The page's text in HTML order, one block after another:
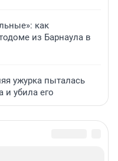
как
из Барнаула в
ужурка пыталась
и убила его